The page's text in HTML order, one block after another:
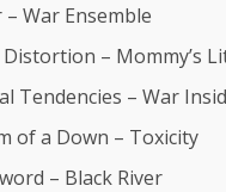
– War Ensemble
Distortion – Mommy’s
Tendencies – War
of a Down – Toxicity
– Black River